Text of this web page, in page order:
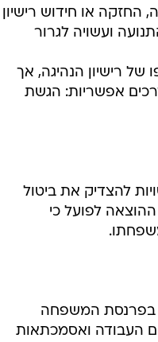
החזקה או חידוש רישיון
ועשויה לגרור
רישיון הנהיגה, אך
אפשריות: הגשת
להצדיק את ביטול
לפועל כי
בפרנסת המשפחה
העבודה ואסמכתאות